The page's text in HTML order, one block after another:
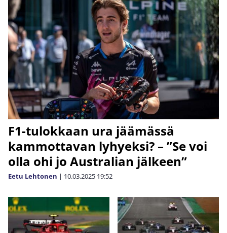
F1-tulokkaan ura jäämässä
kammottavan lyhyeksi? – ”Se voi
olla ohi jo Australian jälkeen”
Eetu Lehtonen | 10.03.2025 19:52